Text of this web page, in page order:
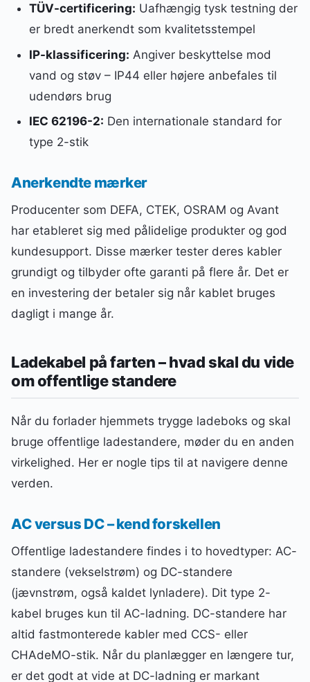
TÜV-certificering: Uafhængig tysk testning der
er bredt anerkendt som kvalitetsstempel
IP-klassificering: Angiver beskyttelse mod
vand og støv – IP44 eller højere anbefales til
udendørs brug
IEC 62196-2: Den internationale standard for
type 2-stik
Anerkendte mærker
Producenter som DEFA, CTEK, OSRAM og Avant
har etableret sig med pålidelige produkter og god
kundesupport. Disse mærker tester deres kabler
grundigt og tilbyder ofte garanti på flere år. Det er
en investering der betaler sig når kablet bruges
dagligt i mange år.
Ladekabel på farten – hvad skal du vide
om offentlige standere
Når du forlader hjemmets trygge ladeboks og skal
bruge offentlige ladestandere, møder du en anden
virkelighed. Her er nogle tips til at navigere denne
verden.
AC versus DC – kend forskellen
Offentlige ladestandere findes i to hovedtyper: AC-
standere (vekselstrøm) og DC-standere
(jævnstrøm, også kaldet lynladere). Dit type 2-
kabel bruges kun til AC-ladning. DC-standere har
altid fastmonterede kabler med CCS- eller
CHAdeMO-stik. Når du planlægger en længere tur,
er det godt at vide at DC-ladning er markant